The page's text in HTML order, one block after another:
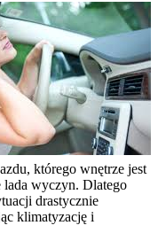
którego wnętrze jest
lada wyczyn. Dlatego
drastycznie
klimatyzację i